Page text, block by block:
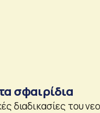
σφαιρίδια
διαδικασίες του